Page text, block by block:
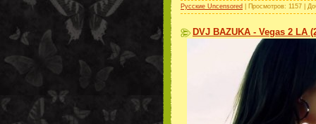
Русские Uncensored | Просмотров: 1157 |
DVJ BAZUKA - Vegas 2 LA